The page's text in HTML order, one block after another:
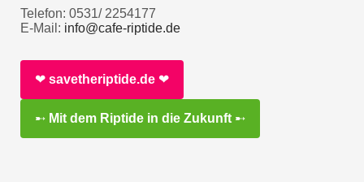
Telefon: 0531/ 2254177
E-Mail: info@cafe-riptide.de
❤︎ savetheriptide.de ❤︎
➸ Mit dem Riptide in die Zukunft ➸